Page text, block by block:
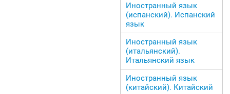
Иностранный язык
(испанский). Испанский
язык
Иностранный язык
(итальянский).
Итальянский язык
Иностранный язык
(китайский). Китайский